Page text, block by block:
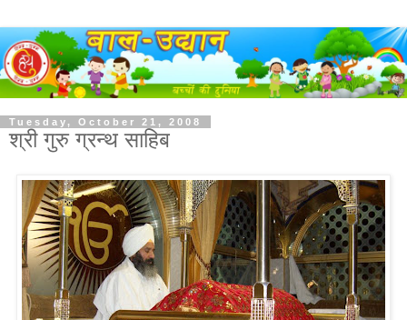
Tuesday, October 21, 2008
श्री गुरु ग्रन्थ साहिब